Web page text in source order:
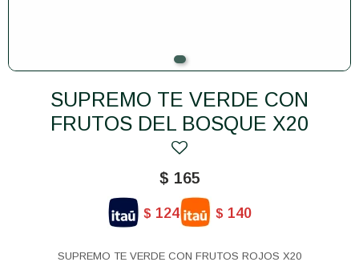
SUPREMO TE VERDE CON
FRUTOS DEL BOSQUE X20
$ 165
$ 124 $ 140
SUPREMO TE VERDE CON FRUTOS ROJOS X20